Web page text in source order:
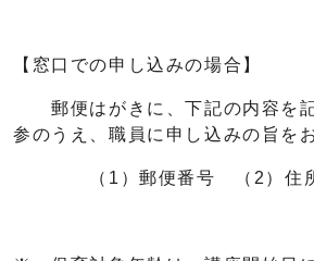
【窓口での申し込みの場合】
郵便はがきに、下記の内容を
参のうえ、職員に申し込みの旨を
（1）郵便番号 （2）住所